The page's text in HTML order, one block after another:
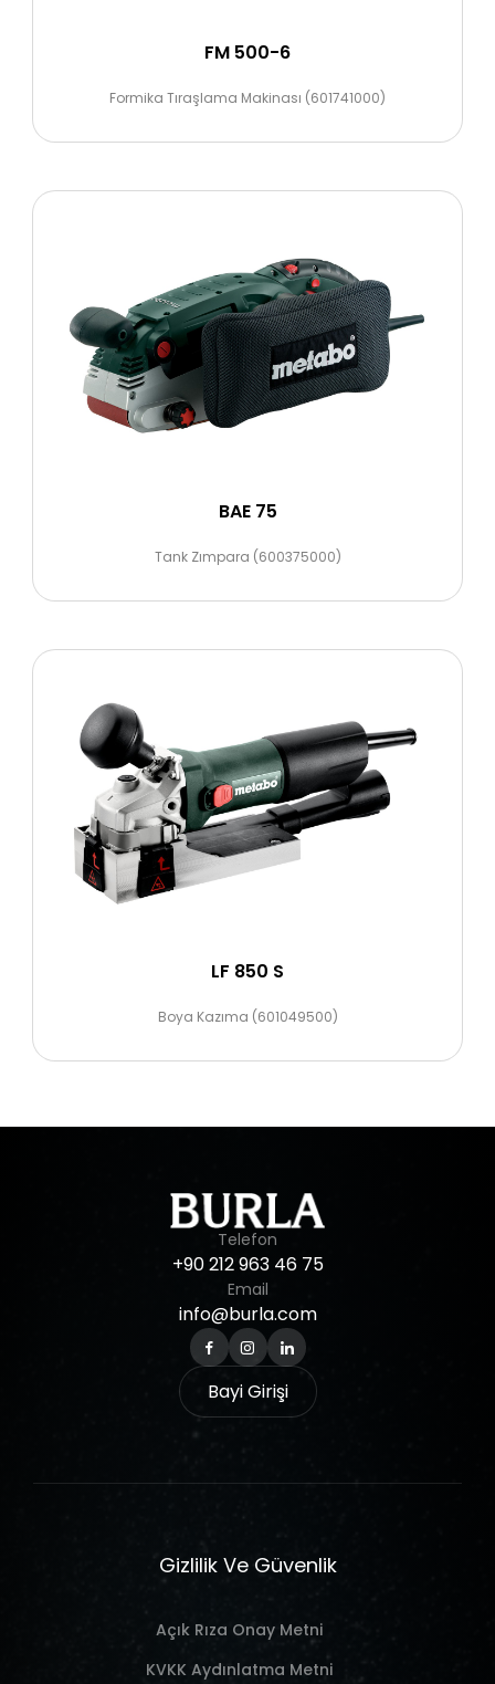
FM 500-6
Formika Tıraşlama Makinası (601741000)
BAE 75
Tank Zımpara (600375000)
LF 850 S
Boya Kazıma (601049500)
Telefon
+90212963 46 75
Email
info@burla.com
Bayi Girişi
Gizlilik Ve Güvenlik
Açık Rıza Onay Metni
KVKK Aydınlatma Metni